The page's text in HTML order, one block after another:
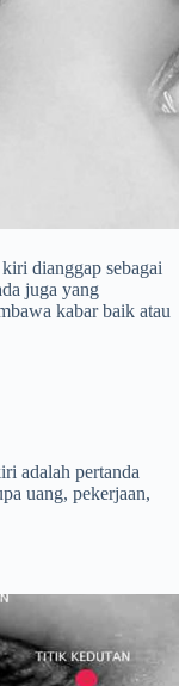
dianggap sebagai
juga yang
kabar baik atau
adalah pertanda
uang, pekerjaan,